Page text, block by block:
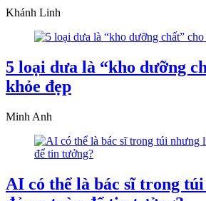
Khánh Linh
5 loại dưa là “kho dưỡng
khỏe đẹp
Minh Anh
AI có thể là bác sĩ trong